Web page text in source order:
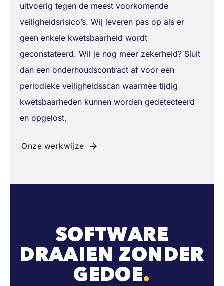
uitvoerig tegen de meest voorkomende
veiligheidsrisico’s. Wij leveren pas op als er
geen enkele kwetsbaarheid wordt
geconstateerd. Wil je nog meer zekerheid? Sluit
dan een onderhoudscontract af voor een
periodieke veiligheidsscan waarmee tijdig
kwetsbaarheden kunnen worden gedetecteerd
en opgelost.
Onze werkwijze
SOFTWARE
DRAAIEN ZONDER
GEDOE.